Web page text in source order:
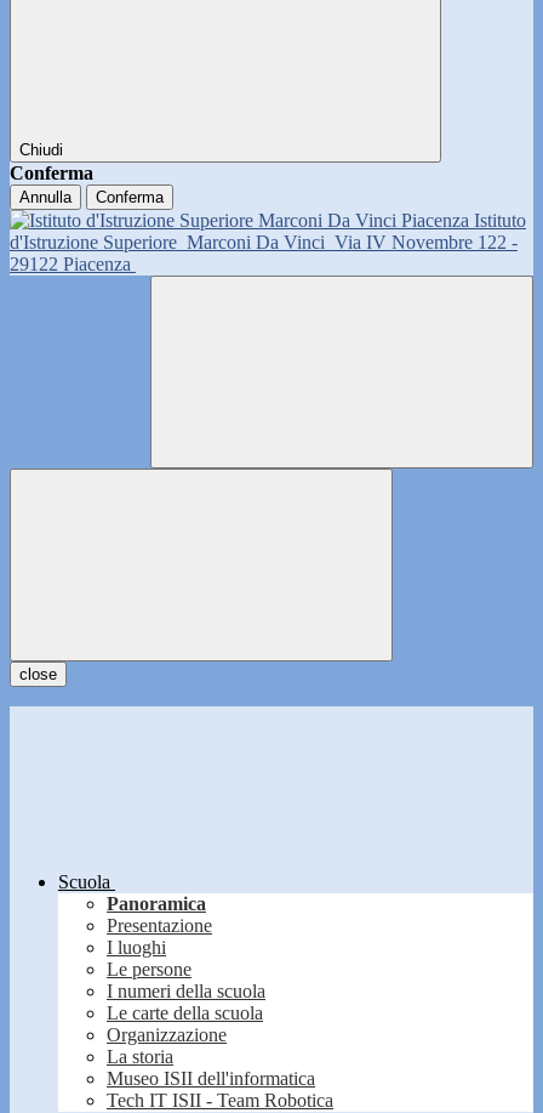
Chiudi
Conferma
Annulla Conferma
Istituto
d'Istruzione Superiore Marconi Da Vinci Via IV Novembre 122 -
29122 Piacenza
close
Scuola
Panoramica
Presentazione
I luoghi
Le persone
I numeri della scuola
Le carte della scuola
Organizzazione
La storia
Museo ISII dell'informatica
Tech IT ISII - Team Robotica